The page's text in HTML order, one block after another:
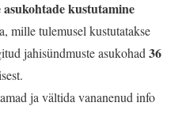
kustutamine
mille tulemusel kustutatakse
jahisündmuste asukohad 36
ja vältida vananenud info